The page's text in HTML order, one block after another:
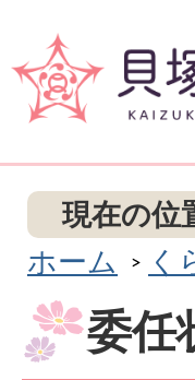
現在の位
ホーム
く
委任